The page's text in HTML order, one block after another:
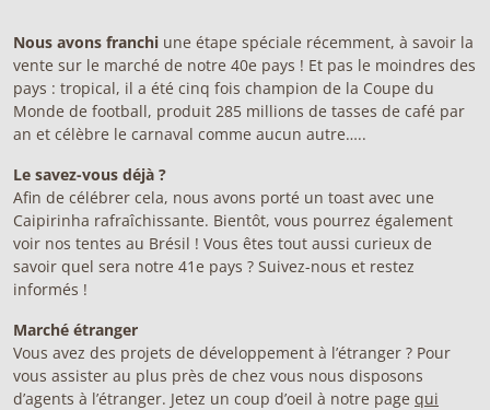
Nous avons franchi une étape spéciale récemment, à savoir la
vente sur le marché de notre 40e pays ! Et pas le moindres des
pays : tropical, il a été cinq fois champion de la Coupe du
Monde de football, produit 285 millions de tasses de café par
an et célèbre le carnaval comme aucun autre…..
Le savez-vous déjà ?
Afin de célébrer cela, nous avons porté un toast avec une
Caipirinha rafraîchissante. Bientôt, vous pourrez également
voir nos tentes au Brésil ! Vous êtes tout aussi curieux de
savoir quel sera notre 41e pays ? Suivez-nous et restez
informés !
Marché étranger
Vous avez des projets de développement à l’étranger ? Pour
vous assister au plus près de chez vous nous disposons
d’agents à l’étranger. Jetez un coup d’oeil à notre page qui